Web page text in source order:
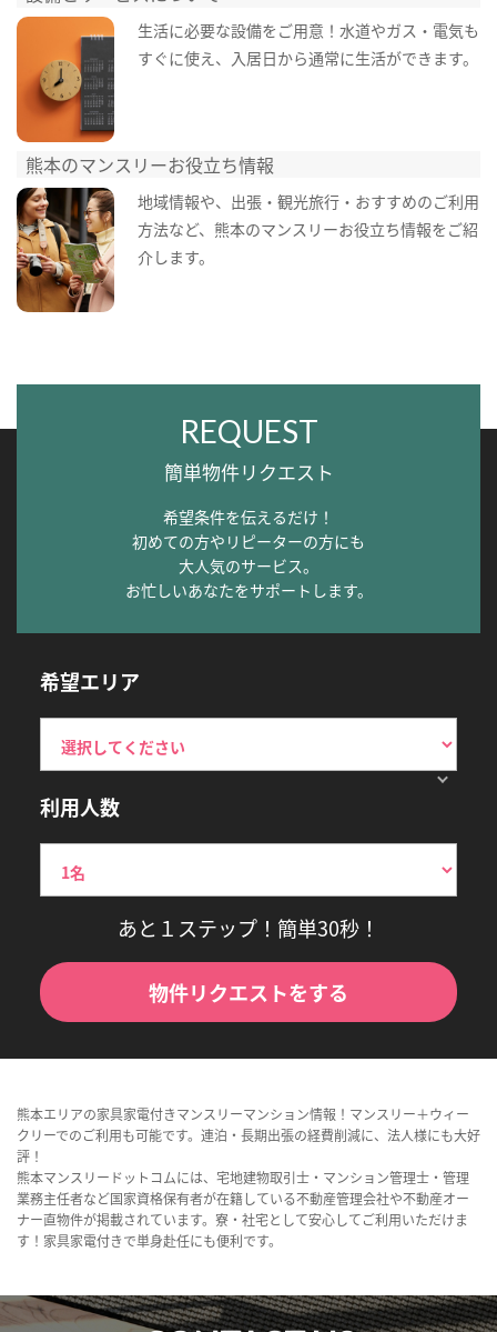
生活に必要な設備をご用意！水道やガス・電気も
すぐに使え、入居日から通常に生活ができます。
熊本のマンスリーお役立ち情報
地域情報や、出張・観光旅行・おすすめのご利用
方法など、熊本のマンスリーお役立ち情報をご紹
介します。
REQUEST
簡単物件リクエスト
希望条件を伝えるだけ！
初めての方やリピーターの方にも
大人気のサービス。
お忙しいあなたをサポートします。
希望エリア
利用人数
あと１ステップ！簡単30秒！
物件リクエストをする
熊本エリアの家具家電付きマンスリーマンション情報！マンスリー＋ウィー
クリーでのご利用も可能です。連泊・長期出張の経費削減に、法人様にも大好
評！
熊本マンスリードットコムには、宅地建物取引士・マンション管理士・管理
業務主任者など国家資格保有者が在籍している不動産管理会社や不動産オー
ナー直物件が掲載されています。寮・社宅として安心してご利用いただけま
す！家具家電付きで単身赴任にも便利です。